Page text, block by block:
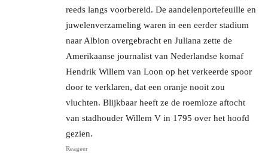
reeds langs voorbereid. De aandelenportefeuille en
juwelenverzameling waren in een eerder stadium
naar Albion overgebracht en Juliana zette de
Amerikaanse journalist van Nederlandse komaf
Hendrik Willem van Loon op het verkeerde spoor
door te verklaren, dat een oranje nooit zou
vluchten. Blijkbaar heeft ze de roemloze aftocht
van stadhouder Willem V in 1795 over het hoofd
gezien.
Reageer